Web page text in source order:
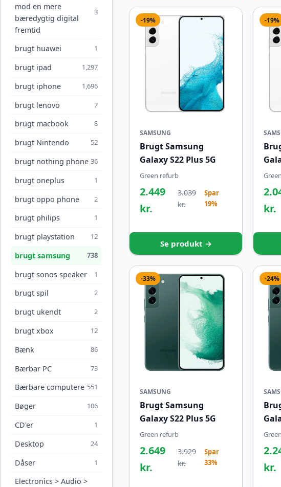
mod en mere
bæredygtig digital
fremtid
3
brugt huawei 1
brugt ipad 1,297
brugt iphone 1,696
brugt lenovo 7
brugt macbook 8
brugt Nintendo 52
brugt nothing phone 36
brugt oneplus 1
brugt oppo phone 2
brugt philips 1
brugt playstation 12
brugt samsung 738
brugt sonos speaker 1
brugt spil 2
brugt ukendt 2
brugt xbox 12
Bænk 86
Bærbar PC 73
Bærbare computere 551
Bøger 106
CD'er 1
Desktop 24
Dåser 1
Electronics > Audio >
-19%
SAMSUNG
Brugt Samsung
Galaxy S22 Plus 5G
Green refurb
2.449
kr.
3.039
kr.
Spar
19%
Se produkt →
-19%
kr.
-33%
SAMSUNG
Brugt Samsung
Galaxy S22 Plus 5G
Green refurb
2.649
kr.
3.929
kr.
Spar
33%
-24%
kr.